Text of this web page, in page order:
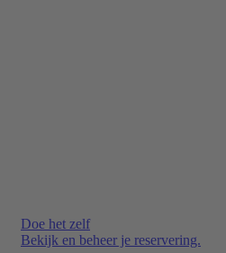
Doe het zelf
Bekijk en beheer je reservering.